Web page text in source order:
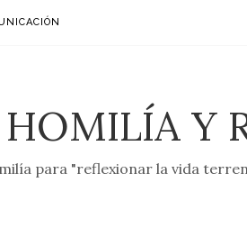
HOMILÍA Y
para "reflexionar la vida